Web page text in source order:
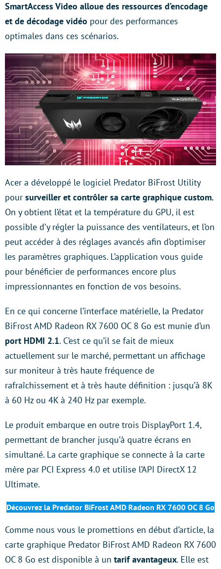
SmartAccess Video alloue des ressources d’encodage
et de décodage vidéo pour des performances
optimales dans ces scénarios.
Acer a développé le logiciel Predator BiFrost Utility
pour surveiller et contrôler sa carte graphique custom.
On y obtient l’état et la température du GPU, il est
possible d’y régler la puissance des ventilateurs, et l’on
peut accéder à des réglages avancés afin d’optimiser
les paramètres graphiques. L’application vous guide
pour bénéficier de performances encore plus
impressionnantes en fonction de vos besoins.
En ce qui concerne l’interface matérielle, la Predator
BiFrost AMD Radeon RX 7600 OC 8 Go est munie d’un
port HDMI 2.1. C’est ce qu’il se fait de mieux
actuellement sur le marché, permettant un affichage
sur moniteur à très haute fréquence de
rafraîchissement et à très haute définition : jusqu’à 8K
à 60 Hz ou 4K à 240 Hz par exemple.
Le produit embarque en outre trois DisplayPort 1.4,
permettant de brancher jusqu’à quatre écrans en
simultané. La carte graphique se connecte à la carte
mère par PCI Express 4.0 et utilise l’API DirectX 12
Ultimate.
Découvrez la Predator BiFrost AMD Radeon RX 7600 OC 8 Go
Comme nous vous le promettions en début d’article, la
carte graphique Predator BiFrost AMD Radeon RX 7600
OC 8 Go est disponible à un tarif avantageux. Elle est